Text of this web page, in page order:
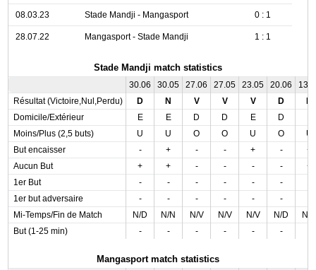
08.03.23 Stade Mandji - Mangasport 0 : 1
28.07.22 Mangasport - Stade Mandji 1 : 1
Stade Mandji match statistics
30.06 30.05 27.06 27.05 23.05 20.06
Résultat (Victoire,Nul,Perdu)
D N V V V D
Domicile/Extérieur
E E D D E D
Moins/Plus (2,5 buts)
U U O O U O
U
But encaisser
- + - - + -
+
Aucun But
+ + - - - -
+
1er But
- - - - - -
1er but adversaire
- - - - - -
Mi-Temps/Fin de Match
N/D N/N N/V N/V N/V N/D
N/
But (1-25 min)
- - - - - -
Mangasport match statistics